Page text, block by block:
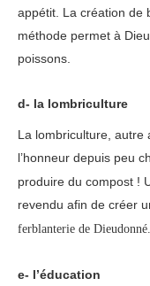
appétit. La création de
méthode permet à
poissons.
d- la lombriculture
La lombriculture, autre
l’honneur depuis peu
produire du compost !
revendu afin de créer
ferblanterie de Dieudonné.
e- l’éducation